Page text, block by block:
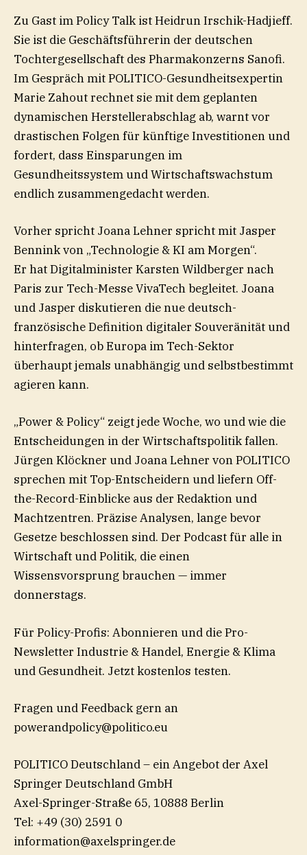
Zu Gast im Policy Talk ist Heidrun Irschik-Hadjieff.
Sie ist die Geschäftsführerin der deutschen
Tochtergesellschaft des Pharmakonzerns Sanofi.
Im Gespräch mit POLITICO-Gesundheitsexpertin
Marie Zahout rechnet sie mit dem geplanten
dynamischen Herstellerabschlag ab, warnt vor
drastischen Folgen für künftige Investitionen und
fordert, dass Einsparungen im
Gesundheitssystem und Wirtschaftswachstum
endlich zusammengedacht werden.
Vorher spricht Joana Lehner spricht mit Jasper
Bennink von „Technologie & KI am Morgen“.
Er hat Digitalminister Karsten Wildberger nach
Paris zur Tech-Messe VivaTech begleitet. Joana
und Jasper diskutieren die nue deutsch-
französische Definition digitaler Souveränität und
hinterfragen, ob Europa im Tech-Sektor
überhaupt jemals unabhängig und selbstbestimmt
agieren kann.
„Power & Policy“ zeigt jede Woche, wo und wie die
Entscheidungen in der Wirtschaftspolitik fallen.
⁠Jürgen Klöckner⁠ und ⁠Joana Lehner⁠ von POLITICO
sprechen mit Top-Entscheidern und liefern Off-
the-Record-Einblicke aus der Redaktion und
Machtzentren. Präzise Analysen, lange bevor
Gesetze beschlossen sind. Der Podcast für alle in
Wirtschaft und Politik, die einen
Wissensvorsprung brauchen — immer
donnerstags.
Für Policy-Profis: Abonnieren und die Pro-
Newsletter ⁠Industrie & Handel⁠, ⁠Energie & Klima
⁠und ⁠Gesundheit⁠. Jetzt kostenlos testen.
Fragen und Feedback gern an
powerandpolicy@politico.eu
POLITICO Deutschland – ein Angebot der Axel
Springer Deutschland GmbH
Axel-Springer-Straße 65, 10888 Berlin
Tel: +49 (30) 2591 0
information@axelspringer.de